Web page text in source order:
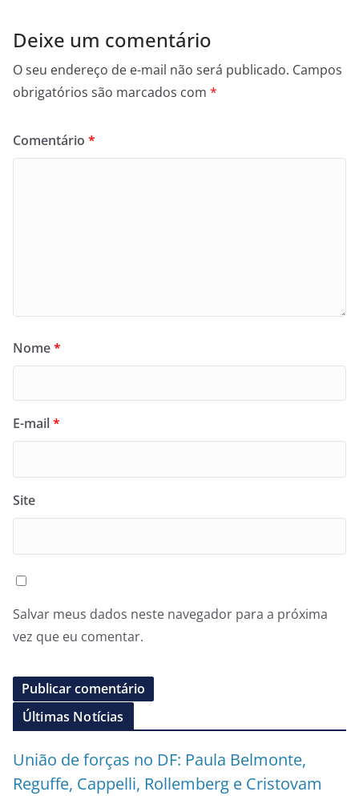
Deixe um comentário
O seu endereço de e-mail não será publicado. Campos
obrigatórios são marcados com *
Comentário *
Nome*
E-mail*
Site
Salvar meus dados neste navegador para a próxima
vez que eu comentar.
Últimas Notícias
União de forças no DF: Paula Belmonte,
Reguffe, Cappelli, Rollemberg e Cristovam